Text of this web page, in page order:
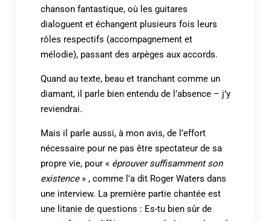
chanson fantastique, où les guitares
dialoguent et échangent plusieurs fois leurs
rôles respectifs (accompagnement et
mélodie), passant des arpèges aux accords.
Quand au texte, beau et tranchant comme un
diamant, il parle bien entendu de l’absence – j’y
reviendrai.
Mais il parle aussi, à mon avis, de l’effort
nécessaire pour ne pas être spectateur de sa
propre vie, pour « éprouver suffisamment son
existence» , comme l’a dit Roger Waters dans
une interview. La première partie chantée est
une litanie de questions : Es-tu bien sûr de